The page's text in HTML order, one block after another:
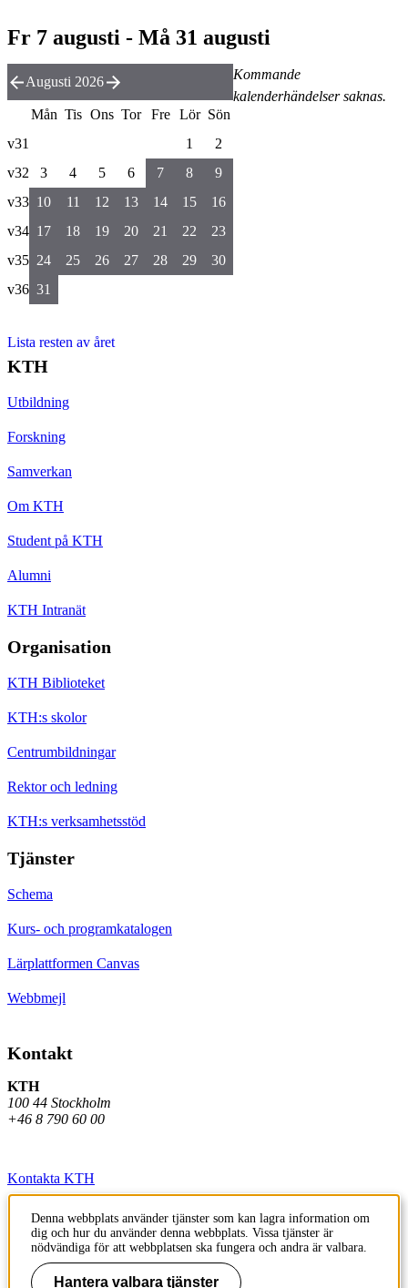
Fr 7 augusti - Må 31 augusti
Kommande
kalenderhändelser saknas.
Augusti 2026
Mån Tis Ons Tor Fre Lör Sön
v31
1
2
v32
3 4 5 6 7 8
9
v33 10 11 12 13 14 15
16
v34 17 18 19 20 21 22
23
v35 24 25 26 27 28 29
30
v36 31
Lista resten av året
KTH
Utbildning
Forskning
Samverkan
Om KTH
Student på KTH
Alumni
KTH Intranät
Organisation
KTH Biblioteket
KTH:s skolor
Centrumbildningar
Rektor och ledning
KTH:s verksamhetsstöd
Tjänster
Schema
Kurs- och programkatalogen
Lärplattformen Canvas
Webbmejl
Kontakt
KTH
100 44 Stockholm
+46 8 790 60 00
Kontakta KTH
Jobba på KTH
Press och media
Faktura och betalning KTH
Denna webbplats använder tjänster som kan lagra information om
dig och hur du använder denna webbplats. Vissa tjänster är
nödvändiga för att webbplatsen ska fungera och andra är valbara.
Hantera valbara tjänster